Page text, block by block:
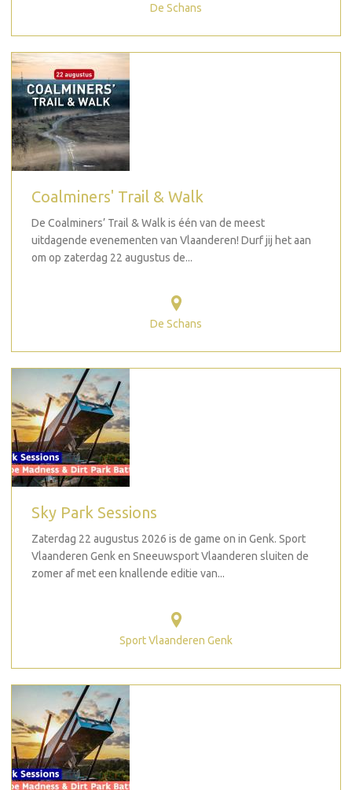
De Schans
Coalminers' Trail & Walk
De Coalminers’ Trail & Walk is één van de meest
uitdagende evenementen van Vlaanderen! Durf jij het aan
om op zaterdag 22 augustus de...
De Schans
Sky Park Sessions
Zaterdag 22 augustus 2026 is de game on in Genk. Sport
Vlaanderen Genk en Sneeuwsport Vlaanderen sluiten de
zomer af met een knallende editie van...
Sport Vlaanderen Genk